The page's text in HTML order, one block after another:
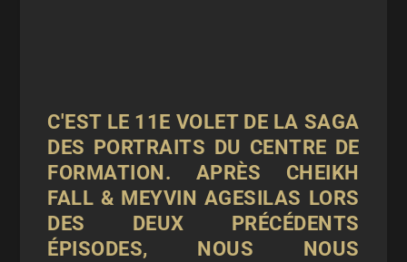
C'EST LE 11E VOLET DE LA SAGA
DES PORTRAITS DU CENTRE DE
FORMATION. APRÈS CHEIKH
FALL & MEYVIN AGESILAS LORS
DES DEUX PRÉCÉDENTS
ÉPISODES, NOUS NOUS